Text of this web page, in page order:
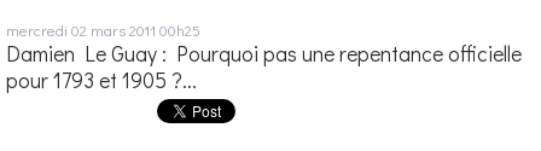
mercredi 02 mars 2011 00h25
Damien Le Guay : Pourquoi pas une repentance officielle
pour 1793 et 1905 ?...